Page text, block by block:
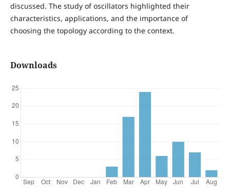
discussed. The study of oscillators highlighted their
characteristics, applications, and the importance of
choosing the topology according to the context.
Downloads